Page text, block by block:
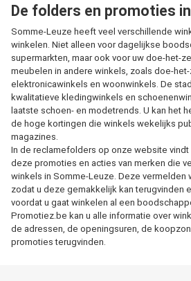
De folders en promoties
Somme-Leuze heeft veel verschillende
winkelen. Niet alleen voor dagelijkse
supermarkten, maar ook voor uw doe-het-
meubelen in andere winkels, zoals doe-
elektronicawinkels en woonwinkels. De
kwalitatieve kledingwinkels en
laatste schoen- en modetrends. U kan het
de hoge kortingen die winkels wekelijks
magazines.
In de reclamefolders op onze website vindt
deze promoties en acties van merken die
winkels in Somme-Leuze. Deze vermelden
zodat u deze gemakkelijk kan terugvinden
voordat u gaat winkelen al een
Promotiez.be kan u alle informatie over
de adressen, de openingsuren, de
promoties terugvinden.